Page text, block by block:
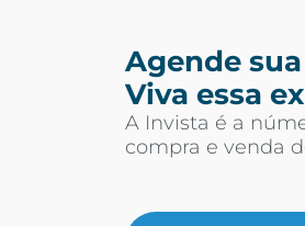
Agende
Viva essa
A Invista é a
compra e venda